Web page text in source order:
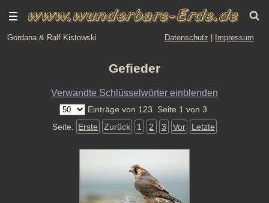
Gordana & Ralf Kistowski Datenschutz Impressum
Gefieder
Verwandte Schlüsselwörter einblenden
Einträge von 123. Seite 1 von 3.
Seite: Erste Zurück 1 2 3 Vor Letzte